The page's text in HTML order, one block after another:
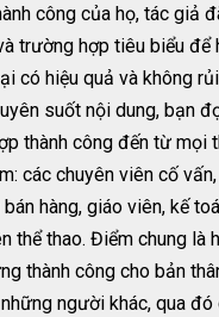
công của họ, tác giả
trường hợp tiêu biểu để
có hiệu quả và không
suốt nội dung, bạn
thành công đến từ mọi
các chuyên viên cố
hàng, giáo viên, kế
thể thao. Điểm chung là
thành công cho bản
người khác, qua đó